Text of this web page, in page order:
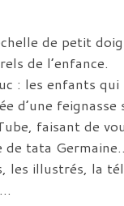
de petit
de l’enfance.
: les enfants qui
d’une feignasse
faisant de
de tata
les illustrés, la